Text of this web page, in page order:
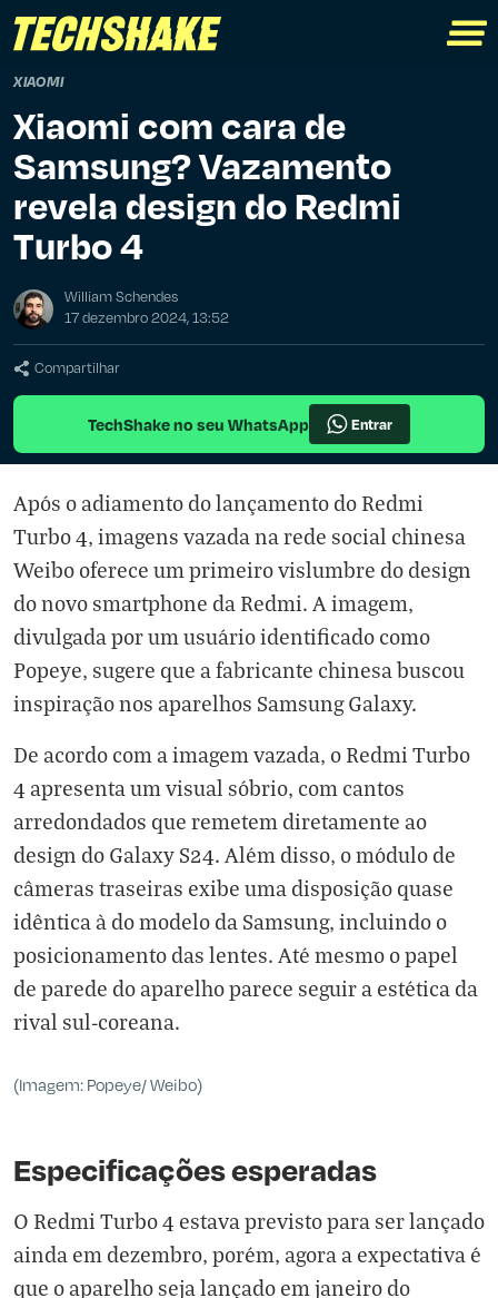
XIAOMI
Xiaomi com cara de
Samsung? Vazamento
revela design do Redmi
Turbo 4
William Schendes
17 dezembro 2024, 13:52
Compartilhar
TechShake no seu WhatsApp Entrar
Após o adiamento do lançamento do Redmi
Turbo 4, imagens vazada na rede social chinesa
Weibo oferece um primeiro vislumbre do design
do novo smartphone da Redmi. A imagem,
divulgada por um usuário identificado como
Popeye, sugere que a fabricante chinesa buscou
inspiração nos aparelhos Samsung Galaxy.
De acordo com a imagem vazada, o Redmi Turbo
4 apresenta um visual sóbrio, com cantos
arredondados que remetem diretamente ao
design do Galaxy S24. Além disso, o módulo de
câmeras traseiras exibe uma disposição quase
idêntica à do modelo da Samsung, incluindo o
posicionamento das lentes. Até mesmo o papel
de parede do aparelho parece seguir a estética da
rival sul-coreana.
(Imagem: Popeye/ Weibo)
Especificações esperadas
O Redmi Turbo 4 estava previsto para ser lançado
ainda em dezembro, porém, agora a expectativa é
que o aparelho seja lançado em janeiro do